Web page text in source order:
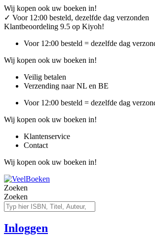
Ga
naar
de
Wij kopen ook uw boeken in!
✓ Voor 12:00 besteld, dezelfde dag verzonden
Klantbeoordeling 9.5 op Kiyoh!
Voor 12:00 besteld = dezelfde dag
Wij kopen ook uw boeken in!
Veilig betalen
Verzending naar NL en BE
Voor 12:00 besteld = dezelfde dag
Wij kopen ook uw boeken in!
Klantenservice
Contact
Wij kopen ook uw boeken in!
Zoeken
Zoeken
Inloggen